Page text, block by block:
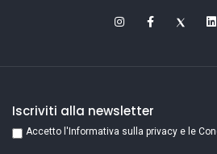
Iscriviti alla newsletter
Accetto l'Informativa sulla privacy e le